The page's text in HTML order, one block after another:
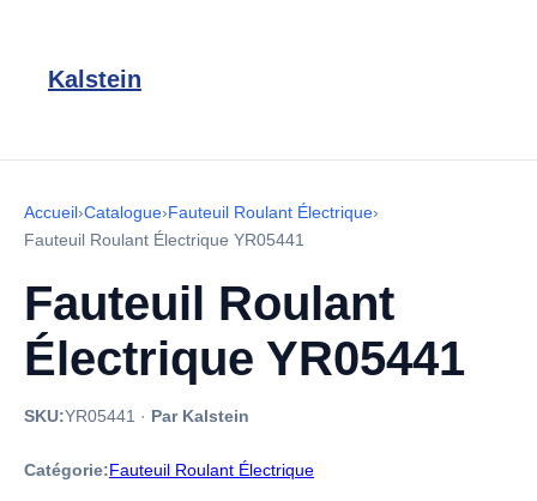
Kalstein
Accueil›Catalogue›Fauteuil Roulant Électrique›
Fauteuil Roulant Électrique YR05441
Fauteuil Roulant
Électrique YR05441
SKU:YR05441 · Par Kalstein
Catégorie:Fauteuil Roulant Électrique